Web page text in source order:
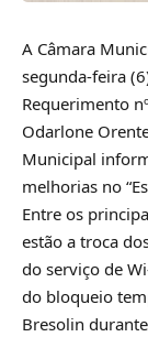
A Câmara
segunda-feira
Requerimento
Odarlone
Municipal
melhorias no
Entre os
estão a troca
do serviço de
do bloqueio
Bresolin